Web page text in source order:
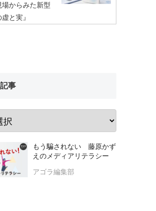
場からみた新型
と実』
事
もう騙されない 藤原かず
えのメディアリテラシー
アゴラ編集部